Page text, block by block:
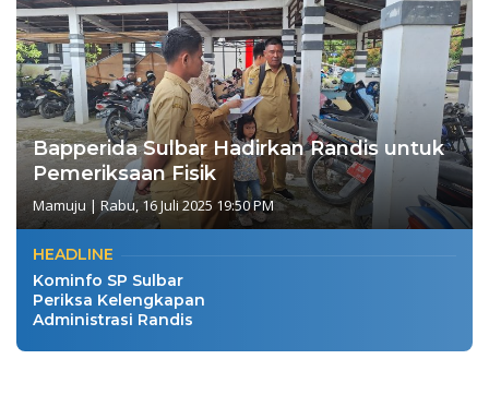
Bapperida Sulbar Hadirkan Randis untuk
Pemeriksaan Fisik
Mamuju |Rabu, 16 Juli 2025 19:50 PM
HEADLINE
Kominfo SP Sulbar
Periksa Kelengkapan
Administrasi Randis